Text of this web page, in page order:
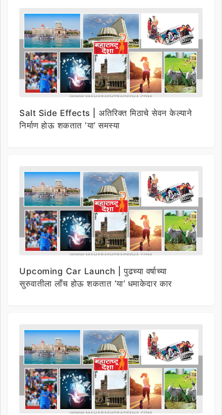
Salt Side Effects | अतिरिक्त मिठाचे सेवन केल्याने
निर्माण होऊ शकतात ‘या’ समस्या
Upcoming Car Launch | पुढच्या वर्षाच्या
सुरुवातीला लाँच होऊ शकतात ‘या’ धमाकेदार कार